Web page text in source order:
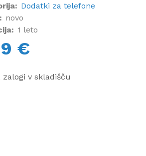
Dodatki za telefone
novo
1 leto
€
zalogi v skladišču